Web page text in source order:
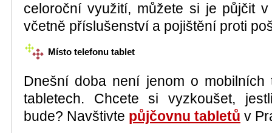
celoroční využití, můžete si je půjčit
včetně příslušenství a pojištění proti
Místo telefonu tablet
Dnešní doba není jenom o mobilních
tabletech. Chcete si vyzkoušet,
bude? Navštivte půjčovnu tabletů v